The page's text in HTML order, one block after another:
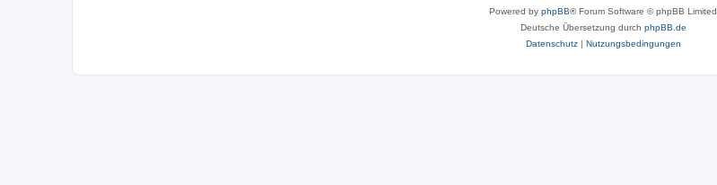
Powered by phpBB® Forum Software © phpBB Limited
Deutsche Übersetzung durch phpBB.de
Datenschutz| Nutzungsbedingungen